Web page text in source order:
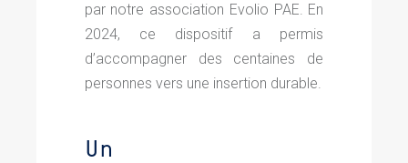
par notre association Evolio PAE. En
2024, ce dispositif a permis
d’accompagner des centaines de
personnes vers une insertion durable.
Un